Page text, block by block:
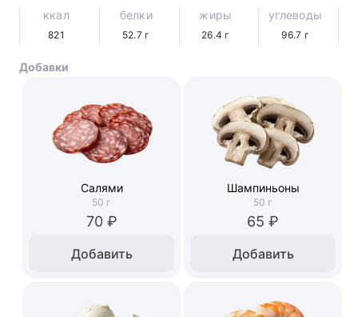
ккал
821
белки
52.7г
жиры
26.4 г
углеводы
96.7 г
Добавки
Салями
50 г
70 ₽
Добавить
Шампиньоны
50 г
65 ₽
Добавить